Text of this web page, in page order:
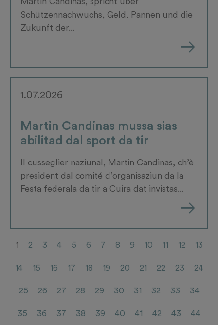
Martin Candinas, spricht über
Schützennachwuchs, Geld, Pannen und die
Zukunft der...
1.07.2026
Martin Candinas mussa sias
abilitad dal sport da tir
Il cusseglier naziunal, Martin Candinas, ch’è
president dal comité d’organisaziun da la
Festa federala da tir a Cuira dat invistas...
1 2 3 4 5 6 7 8 9 10 11 12 13
14 15 16 17 18 19 20 21 22 23 24
25 26 27 28 29 30 31 32 33 34
35 36 37 38 39 40 41 42 43 44